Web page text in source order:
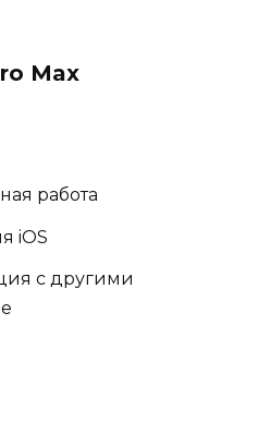
Max
работа
iOS
с другими